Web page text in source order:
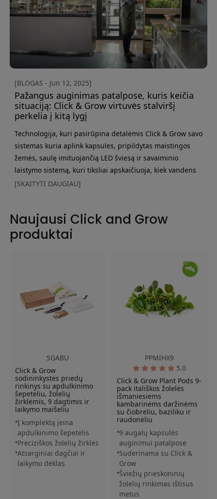
[BLOGAS - Jun 12, 2025]
Pažangus auginimas patalpose, kuris keičia
situaciją: Click & Grow virtuvės stalviršį
perkelia į kitą lygį
Technologija, kuri pasirūpina detalėmis Click & Grow savo
sistemas kuria aplink kapsules, pripildytas maistingos
žemės, saulę imituojančią LED šviesą ir savaiminio
laistymo sistemą, kuri tiksliai apskaičiuoja, kiek vandens
reikia augalams. Taip užtikrinamas stabilus augimas bet
dviejų savaičių, o integruotas laikmatis valdo dienos ir
nakties ciklą, todėl auginti taip pat pap
[SKAITYTI DAUGIAU]
Naujausi Click and Grow
produktai
SGABU
Click & Grow
sodininkystės priedų
rinkinys su apdulkinimo
šepetėliu, žolelių
žirklėmis, 9 dagtimis ir
laikymo maišeliu
Į komplektą įeina
apdulkinimo šepetėlis
Preciziškos žolelių žirklės
Atsarginiai dagčiai ir
laikymo dėklas
PPMIHX9
5.0
Click & Grow Plant Pods 9-
pack itališkos žolelės
išmaniesiems
kambarinėms daržinėms
su čiobreliu, baziliku ir
raudonėliu
9 augalų kapsulės
auginimui patalpose
Suderinama su Click &
Grow
Šviežių prieskoninių
žolelių rinkimas ištisus
metus